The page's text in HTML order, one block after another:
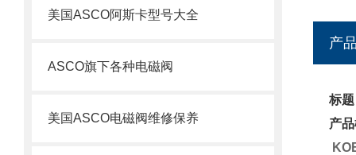
美国ASCO阿斯卡型号大全
ASCO旗下各种电磁阀
美国ASCO电磁阀维修保养
产
标
产